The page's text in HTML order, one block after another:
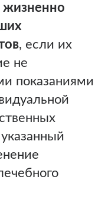
жизненно
, если их
не
показаниями